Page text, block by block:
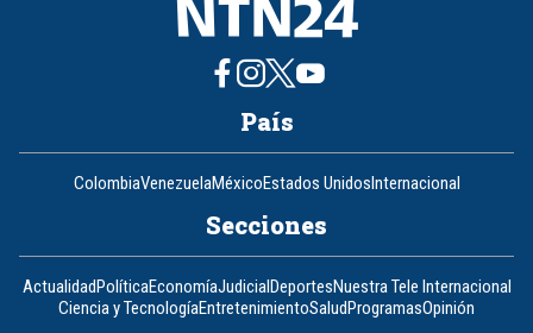
País
ColombiaVenezuelaMéxicoEstados UnidosInternacional
Secciones
ActualidadPolíticaEconomíaJudicialDeportesNuestra Tele Internacional
Ciencia y TecnologíaEntretenimientoSaludProgramasOpinión